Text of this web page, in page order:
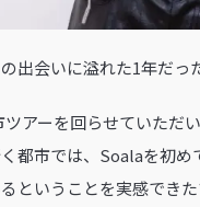
の出会いに溢れた1年だ
アーを回らせていただ
都市では、Soalaを初
ということを実感でき